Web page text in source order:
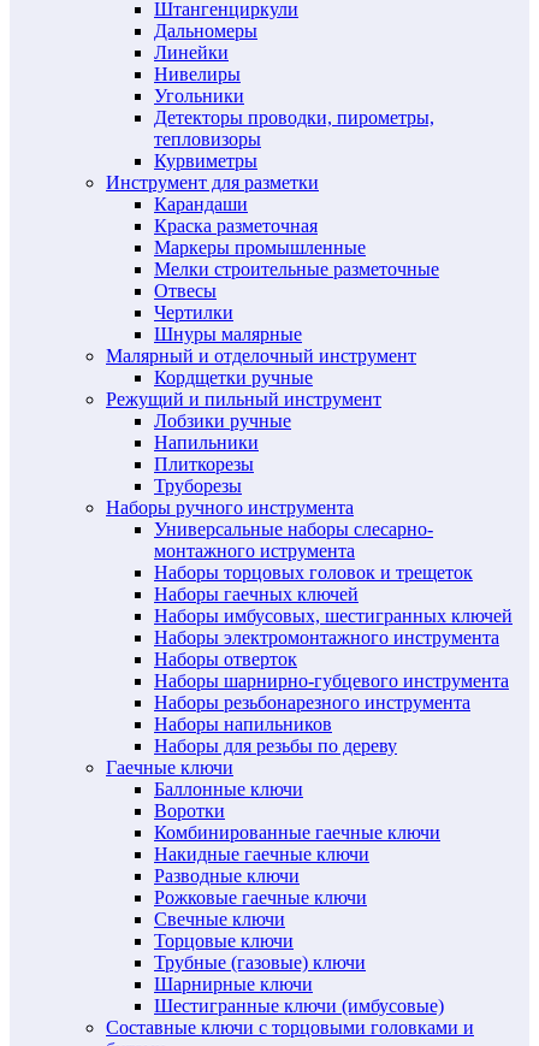
Штангенциркули
Дальномеры
Линейки
Нивелиры
Угольники
Детекторы проводки, пирометры,
тепловизоры
Курвиметры
Инструмент для разметки
Карандаши
Краска разметочная
Маркеры промышленные
Мелки строительные разметочные
Отвесы
Чертилки
Шнуры малярные
Малярный и отделочный инструмент
Кордщетки ручные
Режущий и пильный инструмент
Лобзики ручные
Напильники
Плиткорезы
Труборезы
Наборы ручного инструмента
Универсальные наборы слесарно-
монтажного иструмента
Наборы торцовых головок и трещеток
Наборы гаечных ключей
Наборы имбусовых, шестигранных ключей
Наборы электромонтажного инструмента
Наборы отверток
Наборы шарнирно-губцевого инструмента
Наборы резьбонарезного инструмента
Наборы напильников
Наборы для резьбы по дереву
Гаечные ключи
Баллонные ключи
Воротки
Комбинированные гаечные ключи
Накидные гаечные ключи
Разводные ключи
Рожковые гаечные ключи
Свечные ключи
Торцовые ключи
Трубные (газовые) ключи
Шарнирные ключи
Шестигранные ключи (имбусовые)
Составные ключи с торцовыми головками и